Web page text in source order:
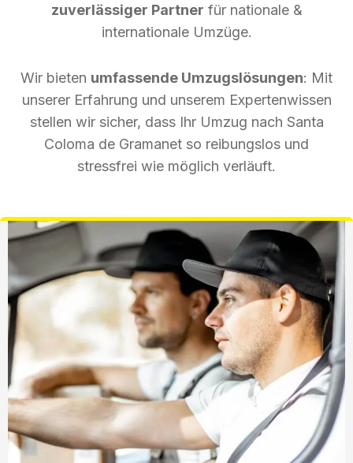
zuverlässiger Partner für nationale &
internationale Umzüge.
Wir bieten umfassende Umzugslösungen: Mit
unserer Erfahrung und unserem Expertenwissen
stellen wir sicher, dass Ihr Umzug nach Santa
Coloma de Gramanet so reibungslos und
stressfrei wie möglich verläuft.